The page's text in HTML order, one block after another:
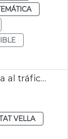
Plaza de l'Ajuntament cortada al tráfico por Navidad
VELLA